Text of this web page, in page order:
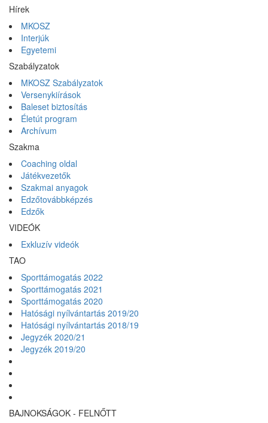
Hírek
MKOSZ
Interjúk
Egyetemi
Szabályzatok
MKOSZ Szabályzatok
Versenykiírások
Baleset biztosítás
Életút program
Archívum
Szakma
Coaching oldal
Játékvezetők
Szakmai anyagok
Edzőtovábbképzés
Edzők
VIDEÓK
Exkluzív videók
TAO
Sporttámogatás 2022
Sporttámogatás 2021
Sporttámogatás 2020
Hatósági nyílvántartás 2019/20
Hatósági nyílvántartás 2018/19
Jegyzék 2020/21
Jegyzék 2019/20
BAJNOKSÁGOK - FELNŐTT